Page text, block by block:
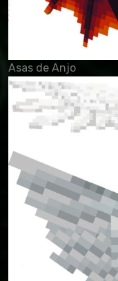
Asas de Anjo